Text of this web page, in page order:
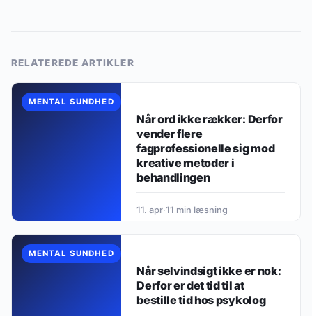
RELATEREDE ARTIKLER
MENTAL SUNDHED
Når ord ikke rækker: Derfor
vender flere
fagprofessionelle sig mod
kreative metoder i
behandlingen
11. apr·11 min læsning
MENTAL SUNDHED
Når selvindsigt ikke er nok:
Derfor er det tid til at
bestille tid hos psykolog